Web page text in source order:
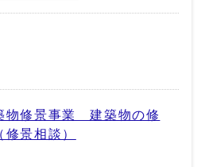
物修景事業 建築物の修
景相談）